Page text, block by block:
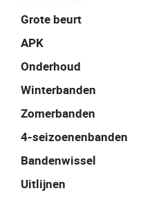
Grote beurt
APK
Onderhoud
Winterbanden
Zomerbanden
4-seizoenenbanden
Bandenwissel
Uitlijnen